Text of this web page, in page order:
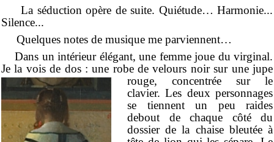
La séduction opère de suite. Quiétude… Harmonie...
Silence...
Quelques notes de musique me parviennent…
Dans un intérieur élégant, une femme joue du virginal.
Je la vois de dos : une robe de velours noir sur une jupe
rouge, concentrée sur le
clavier. Les deux personnages
se tiennent un peu raides
debout de chaque côté du
dossier de la chaise bleutée à